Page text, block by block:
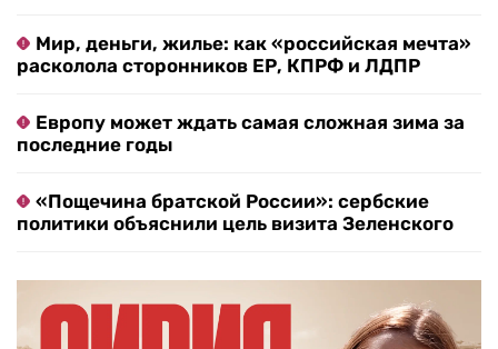
Мир, деньги, жилье: как «российская мечта»
расколола сторонников ЕР, КПРФ и ЛДПР
Европу может ждать самая сложная зима за
последние годы
«Пощечина братской России»: сербские
политики объяснили цель визита Зеленского